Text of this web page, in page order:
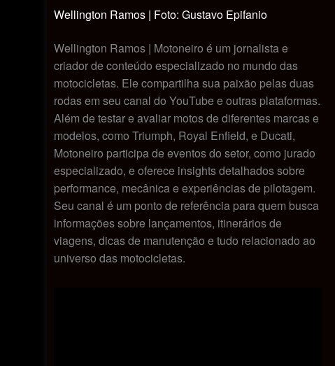
Wellington Ramos | Foto: Gustavo Epifanio
Wellington Ramos | Motoneiro é um jornalista e
criador de conteúdo especializado no mundo das
motocicletas. Ele compartilha sua paixão pelas duas
rodas em seu canal do YouTube e outras plataformas.
Além de testar e avaliar motos de diferentes marcas e
modelos, como Triumph, Royal Enfield, e Ducati,
Motoneiro participa de eventos do setor, como jurado
especializado, e oferece insights detalhados sobre
performance, mecânica e experiências de pilotagem.
Seu canal é um ponto de referência para quem busca
informações sobre lançamentos, itinerários de
viagens, dicas de manutenção e tudo relacionado ao
universo das motocicletas.